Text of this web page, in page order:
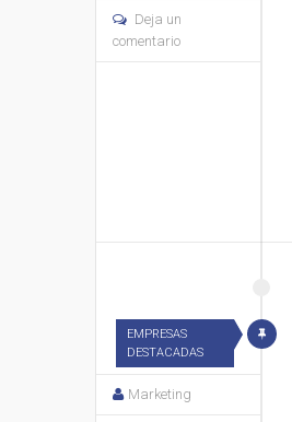
Deja un
comentario
EMPRESAS
DESTACADAS
Marketing